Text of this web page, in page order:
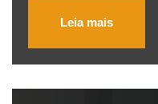
Leia mais